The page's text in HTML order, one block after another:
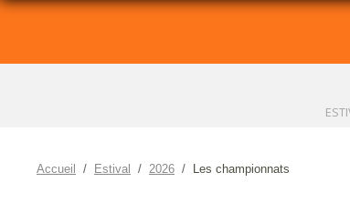
Accueil Estival 2026 Les championnats